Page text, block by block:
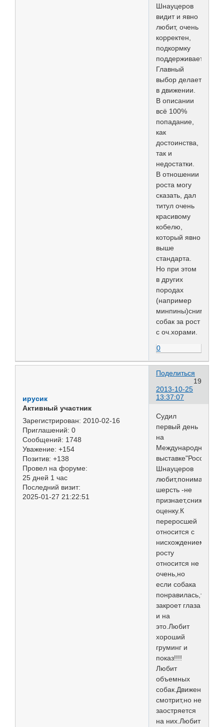
Шнауцеров
видит и явно
любит, очень
корректен,
подкормку
поддерживает.
Главный
выбор делает
в движении.
В описании
всё 100%
попадание,
как
достоинства,
так и
недостатки.
В отношении
роста могу
сказать, дал
титул очень
красивому
кобелю,
который явно
выше
стандарта.
Но при этом
в других
породах
(например
минпины)снимал
собак за рост
с оч.хорами.
0
Поделиться
19
2013-10-25
13:37:07
ирусик
Активный участник
Зарегистрирован: 2010-02-16
Приглашений: 0
Сообщений: 1748
Уважение: +154
Позитив: +138
Провел на форуме:
25 дней 1 час
Последний визит:
2025-01-27 21:22:51
Судил
первый день
на
Международной
выставке"Россия-
Шнауцеров
шерсть -не
признает,снижает
оценку.К
переросшей
относится с
нисхождением.К
росту
относится не
очень,но
если собака
понравилась,то
закроет глаза
и на
это.Любит
хороший
груминг и
показ!!!!
Любит
объемных
собак.Движения
смотрит,но не
заостряется
на них.Любит